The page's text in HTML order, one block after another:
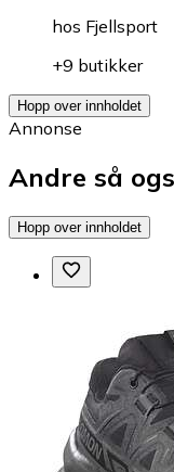
hos Fjellsport
+9 butikker
Hopp over innholdet
Annonse
Andre så
Hopp over innholdet